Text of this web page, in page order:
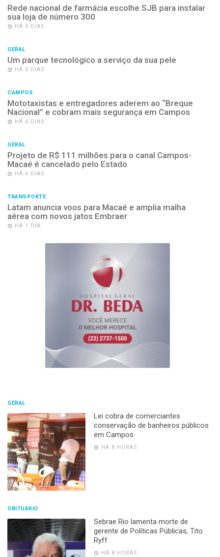
Rede nacional de farmácia escolhe SJB para instalar
sua loja de número 300
HÁ 5 DIAS
GERAL
Um parque tecnológico a serviço da sua pele
HÁ 5 DIAS
CAMPOS
Mototaxistas e entregadores aderem ao “Breque
Nacional” e cobram mais segurança em Campos
HÁ 6 DIAS
GERAL
Projeto de R$ 111 milhões para o canal Campos-
Macaé é cancelado pelo Estado
HÁ 6 DIAS
TRANSPORTE
Latam anuncia voos para Macaé e amplia malha
aérea com novos jatos Embraer
HÁ 1 DIA
GERAL
Lei cobra de comerciantes
conservação de banheiros públicos
em Campos
HÁ 8 HORAS
OBITUÁRIO
Sebrae Rio lamenta morte de
gerente de Políticas Públicas, Tito
Ryff
HÁ 8 HORAS